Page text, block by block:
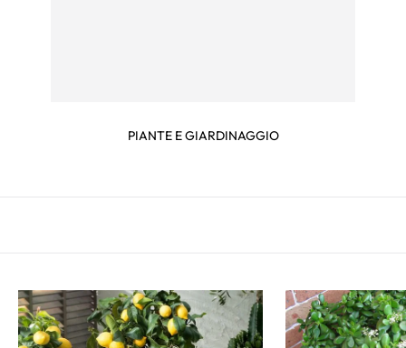
PIANTE E GIARDINAGGIO